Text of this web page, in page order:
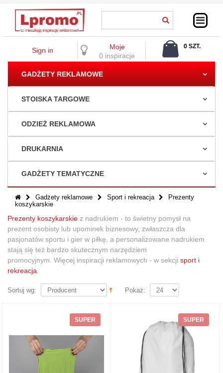
Sign in
Moje
0 inspiracje
0 SZT.
GADŻETY REKLAMOWE
STOISKA TARGOWE
ODZIEŻ REKLAMOWA
DRUKARNIA
GADŻETY TEMATYCZNE
Gadżety reklamowe Sport i rekreacja
Prezenty
koszykarskie
Prezenty koszykarskie z nadrukiem - to świetny pomysł na
prezent osobisty lub upominek biznesowy, zwłaszcza dla
pasjonatów sportu i gier w piłkę, a personalizowane nadrukiem
stają się też bardzo skutecznym narzędziem
promocyjnym. Więcej inspiracji reklamowych - w sekcji sport i
rekreacja
Sortuj wg: Pokaż:
SUPER SUPER